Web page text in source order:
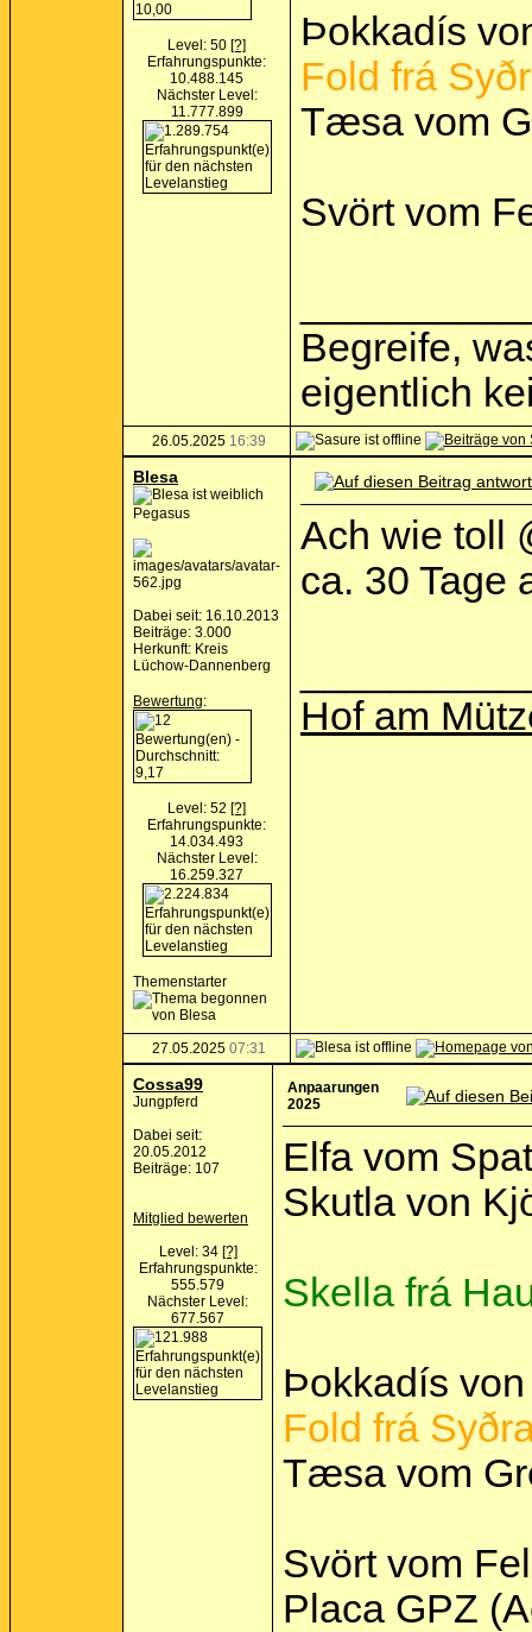
Level: 50 [?]
Erfahrungspunkte:
10.488.145
Nächster Level:
11.777.899
Þokkadís
Fold frá
Tæsa vom
Svört vom
Begreife,
eigentlich
26.05.2025 16:39
Blesa
Pegasus
Dabei seit: 16.10.2013
Beiträge: 3.000
Herkunft: Kreis
Lüchow-Dannenberg
Bewertung:
Level: 52 [?]
Erfahrungspunkte:
14.034.493
Nächster Level:
16.259.327
Themenstarter
Ach wie toll
ca. 30 Tage
Hof am
27.05.2025 07:31
Cossa99
Jungpferd
Dabei seit:
20.05.2012
Beiträge: 107
Mitglied bewerten
Level: 34 [?]
Erfahrungspunkte:
555.579
Nächster Level:
677.567
Anpaarungen
2025
Elfa vom
Skutla von
Skella frá
Þokkadís
Fold frá
Tæsa vom
Svört vom
Placa GPZ